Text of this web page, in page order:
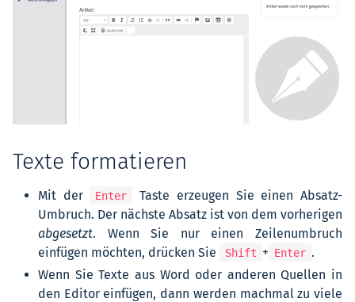
Texte formatieren
Mit der Enter
Taste erzeugen Sie einen Absatz-
Umbruch. Der nächste Absatz ist von dem vorherigen
abgesetzt. Wenn Sie nur einen Zeilenumbruch
einfügen möchten, drücken Sie
Shift + Enter .
Wenn Sie Texte aus Word oder anderen Quellen in
den Editor einfügen, dann werden machmal zu viele